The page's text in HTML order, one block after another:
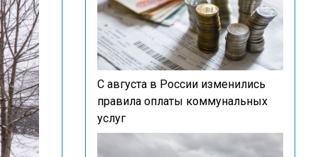
С августа в России изменились
правила оплаты коммунальных
услуг